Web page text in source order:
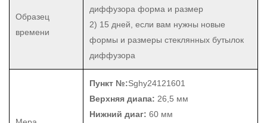
Образец
времени
диффузора форма и размер
2) 15 дней, если вам нужны новые
формы и размеры стеклянных бутылок
диффузора
Пункт №:Sghy24121601
Верхняя диапа: 26,5 мм
Нижний диаг: 60 мм